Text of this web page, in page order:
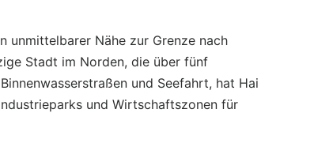
unmittelbarer Nähe zur Grenze nach
Stadt im Norden, die über fünf
und Seefahrt, hat Hai
und Wirtschaftszonen für